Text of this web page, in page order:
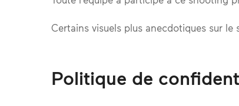
Certains visuels plus anecdotiques sur
Politique de